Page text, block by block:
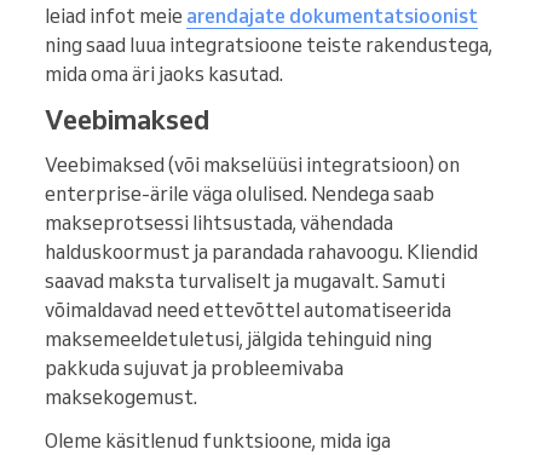
leiad infot meie arendajate dokumentatsioonist
ning saad luua integratsioone teiste rakendustega,
mida oma äri jaoks kasutad.
Veebimaksed
Veebimaksed (või makselüüsi integratsioon) on
enterprise-ärile väga olulised. Nendega saab
makseprotsessi lihtsustada, vähendada
halduskoormust ja parandada rahavoogu. Kliendid
saavad maksta turvaliselt ja mugavalt. Samuti
võimaldavad need ettevõttel automatiseerida
maksemeeldetuletusi, jälgida tehinguid ning
pakkuda sujuvat ja probleemivaba
maksekogemust.
Oleme käsitlenud funktsioone, mida iga